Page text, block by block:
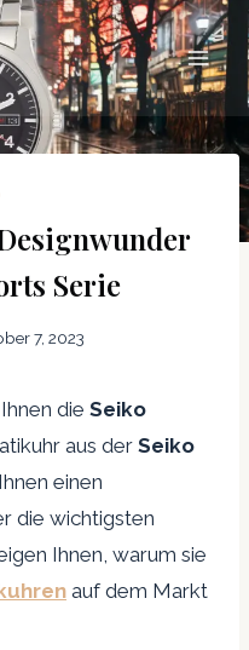
Serie
7, 2023
die Seiko
aus derSeiko
einen
die wichtigsten
Ihnen, warum sie
auf dem Markt